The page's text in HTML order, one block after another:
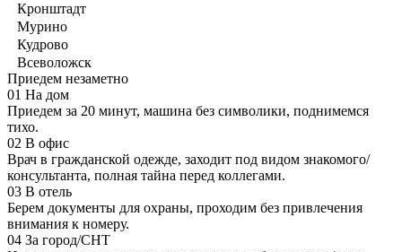
Кронштадт
Мурино
Кудрово
Всеволожск
Приедем незаметно
01 На дом
Приедем за 20 минут, машина без символики, поднимемся
тихо.
02 В офис
Врач в гражданской одежде, заходит под видом знакомого/
консультанта, полная тайна перед коллегами.
03 В отель
Берем документы для охраны, проходим без привлечения
внимания к номеру.
04 За город/СНТ